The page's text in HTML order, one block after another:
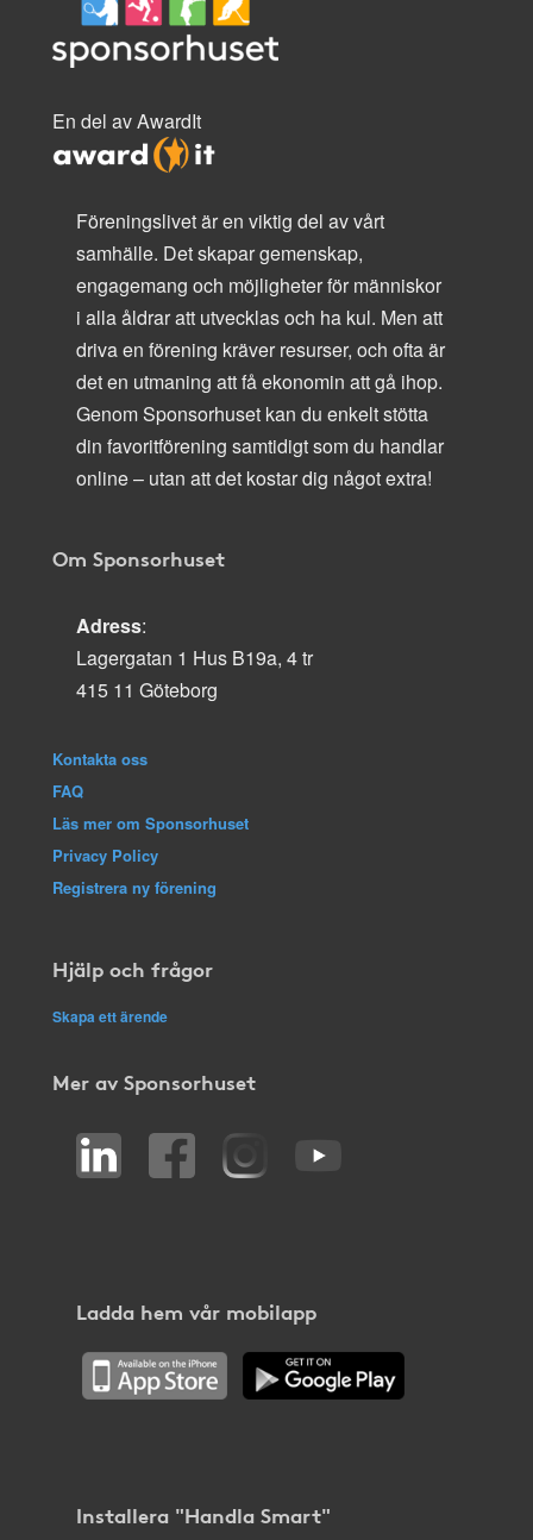
En del av AwardIt
Föreningslivet är en viktig del av vårt
samhälle. Det skapar gemenskap,
engagemang och möjligheter för människor
i alla åldrar att utvecklas och ha kul. Men att
driva en förening kräver resurser, och ofta är
det en utmaning att få ekonomin att gå ihop.
Genom Sponsorhuset kan du enkelt stötta
din favoritförening samtidigt som du handlar
online – utan att det kostar dig något extra!
Om Sponsorhuset
Adress:
Lagergatan 1 Hus B19a, 4 tr
415 11 Göteborg
Kontakta oss
FAQ
Läs mer om Sponsorhuset
Privacy Policy
Registrera ny förening
Hjälp och frågor
Skapa ett ärende
Mer av Sponsorhuset
Ladda hem vår mobilapp
Installera "Handla Smart"